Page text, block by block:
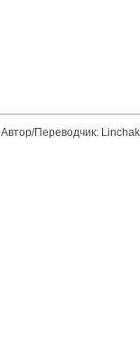
Автор/Переводчик: Linchak